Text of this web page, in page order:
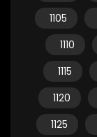
1105
1110
1115
1120
1125